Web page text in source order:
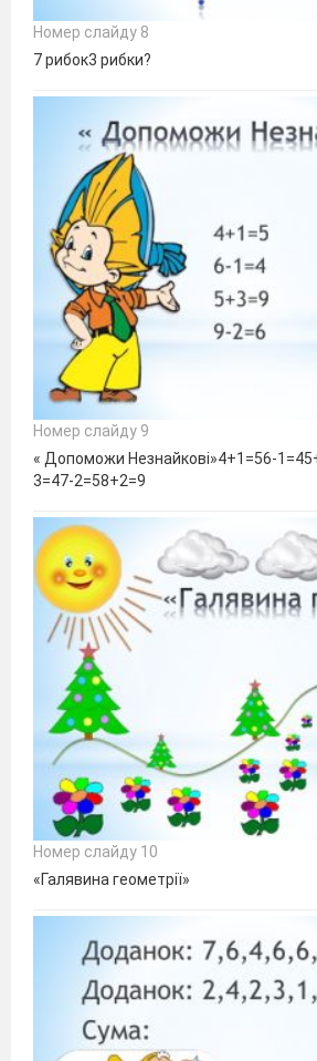
Номер слайду 8
7 рибок3 рибки?
Номер слайду 9
« Допоможи Незнайкові»4+1=56-
3=47-2=58+2=9
Номер слайду 10
«Галявина геометрії»